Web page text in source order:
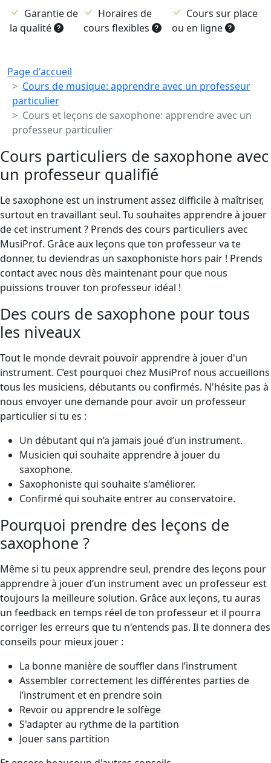
Garantie de
la qualité
Horaires de
cours flexibles
Cours sur place
ou en ligne
Breadcrumb
Page d'accueil
Cours de musique: apprendre avec un professeur
particulier
Cours et leçons de saxophone: apprendre avec un
professeur particulier
Cours particuliers de saxophone avec
un professeur qualifié
Le saxophone est un instrument assez difficile à maîtriser,
surtout en travaillant seul. Tu souhaites apprendre à jouer
de cet instrument ? Prends des cours particuliers avec
MusiProf. Grâce aux leçons que ton professeur va te
donner, tu deviendras un saxophoniste hors pair ! Prends
contact avec nous dès maintenant pour que nous
puissions trouver ton professeur idéal !
Des cours de saxophone pour tous
les niveaux
Tout le monde devrait pouvoir apprendre à jouer d'un
instrument. C’est pourquoi chez MusiProf nous accueillons
tous les musiciens, débutants ou confirmés. N'hésite pas à
nous envoyer une demande pour avoir un professeur
particulier si tu es :
Un débutant qui n’a jamais joué d’un instrument.
Musicien qui souhaite apprendre à jouer du
saxophone.
Saxophoniste qui souhaite s'améliorer.
Confirmé qui souhaite entrer au conservatoire.
Pourquoi prendre des leçons de
saxophone ?
Même si tu peux apprendre seul, prendre des leçons pour
apprendre à jouer d’un instrument avec un professeur est
toujours la meilleure solution. Grâce aux leçons, tu auras
un feedback en temps réel de ton professeur et il pourra
corriger les erreurs que tu n'entends pas. Il te donnera des
conseils pour mieux jouer :
La bonne manière de souffler dans l’instrument
Assembler correctement les différentes parties de
l’instrument et en prendre soin
Revoir ou apprendre le solfège
S'adapter au rythme de la partition
Jouer sans partition